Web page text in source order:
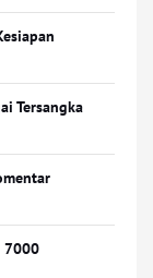
Tersangka
7000